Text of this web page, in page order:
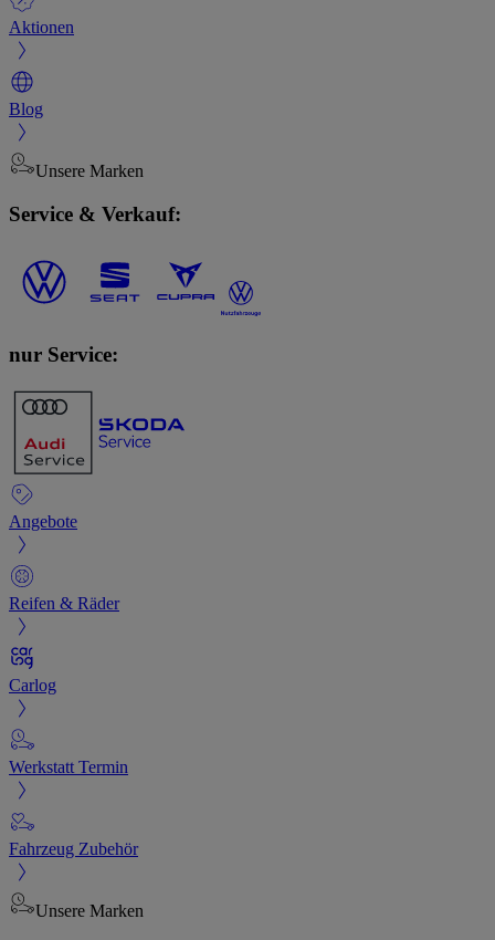
Aktionen
Blog
Unsere Marken
Service & Verkauf:
nur Service:
Angebote
Reifen & Räder
Carlog
Werkstatt Termin
Fahrzeug Zubehör
Unsere Marken